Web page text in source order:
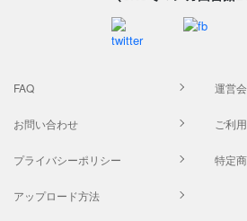
FAQ 運営
お問い合わせ ご利
プライバシーポリシー 特定
アップロード方法